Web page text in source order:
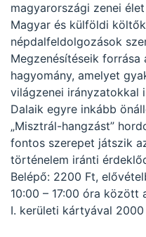
magyarországi zenei
Magyar és külföldi
népdalfeldolgozások
Megzenésítéseik forrása
hagyomány, amelyet
világzenei irányzatokkal
Dalaik egyre inkább
„Misztrál-hangzást”
fontos szerepet játszik
történelem iránti
Belépő: 2200 Ft,
10:00 – 17:00 óra között
I. kerületi kártyával 2000